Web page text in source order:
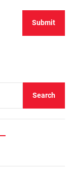
Search